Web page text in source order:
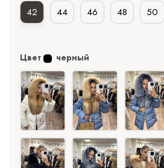
42
44 46 48 50
Цвет черный